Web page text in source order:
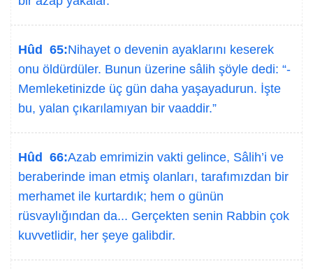
Hûd 65:Nihayet o devenin ayaklarını keserek
onu öldürdüler. Bunun üzerine sâlih şöyle dedi: “-
Memleketinizde üç gün daha yaşayadurun. İşte
bu, yalan çıkarılamıyan bir vaaddir.”
Hûd 66:Azab emrimizin vakti gelince, Sâlih’i ve
beraberinde iman etmiş olanları, tarafımızdan bir
merhamet ile kurtardık; hem o günün
rüsvaylığından da... Gerçekten senin Rabbin çok
kuvvetlidir, her şeye galibdir.